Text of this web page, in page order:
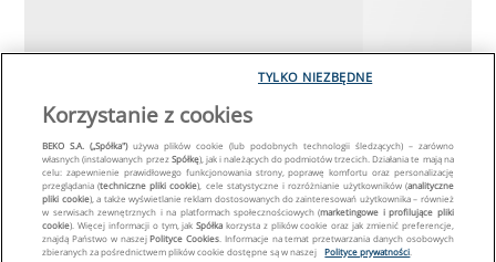
Korzystanie z cookies
BEKO S.A. („Spółka")używa plików cookie (lub podobnych technologii śledzących) – zarówno
własnych (instalowanych przezSpółkę), jak i należących do podmiotów trzecich. Działania te mają na
celu: zapewnienie prawidłowego funkcjonowania strony, poprawę komfortu oraz personalizację
przeglądania (techniczne pliki cookie), cele statystyczne i rozróżnianie użytkowników (analityczne
pliki cookie), a także wyświetlanie reklam dostosowanych do zainteresowań użytkownika – również
w serwisach zewnętrznych i na platformach społecznościowych (marketingowe i profilujące pliki
cookie). Więcej informacji o tym, jakSpółka korzysta z plików cookie oraz jak zmienić preferencje,
znajdą Państwo w naszejPolityce Cookies . Informacje na temat przetwarzania danych osobowych
zbieranych za pośrednictwem plików cookie dostępne są w naszej
Polityce prywatności
TYLKO NIEZBĘDNE